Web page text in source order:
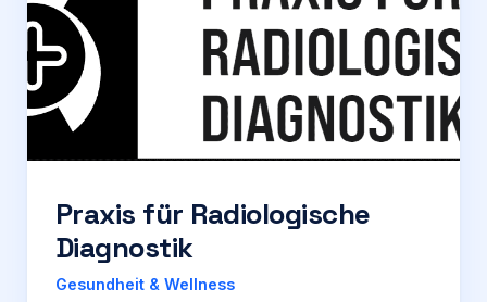
Ratgeber
Werbung
Für Firmen
Praxis für Radiologische
Diagnostik
Gesundheit & Wellness